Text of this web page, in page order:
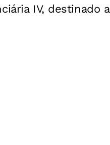
IV, destinado a